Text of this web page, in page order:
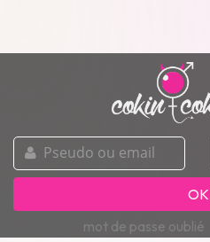
pseudo
ou
email
OK
mot de passe oublié